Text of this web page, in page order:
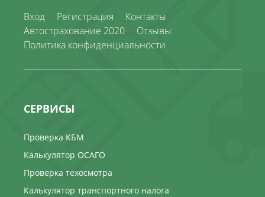
Вход Регистрация
Контакты
Автострахование 2020
Отзывы
Политика конфиденциальности
СЕРВИСЫ
Проверка КБМ
Калькулятор ОСАГО
Проверка техосмотра
Калькулятор транспортного налога